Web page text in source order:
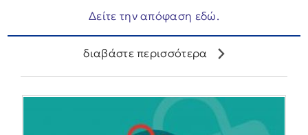
Δείτε την απόφαση εδώ.
διαβάστε περισσότερα